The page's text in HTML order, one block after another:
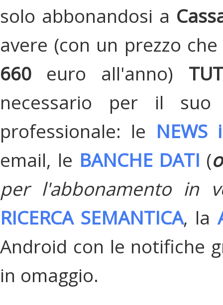
solo abbonandosi a
avere (con un prezzo
660 euro all'anno)
necessario per il suo
professionale: le
email, le BANCHE DATI (
per l'abbonamento in
RICERCA SEMANTICA, la
Android con le notifiche
in omaggio.